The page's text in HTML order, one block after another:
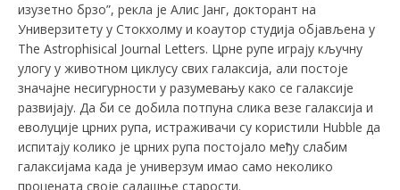
изузетно брзо”, рекла је Алис Јанг, докторант на
Универзитету у Стокхолму и коаутор студија објављена у
The Astrophisical Journal Letters. Црне рупе играју кључну
улогу у животном циклусу свих галаксија, али постоје
значајне несигурности у разумевању како се галаксије
развијају. Да би се добила потпуна слика везе галаксија и
еволуције црних рупа, истраживачи су користили Hubble да
испитају колико је црних рупа постојало међу слабим
галаксијама када је универзум имао само неколико
процената своје садашње старости.